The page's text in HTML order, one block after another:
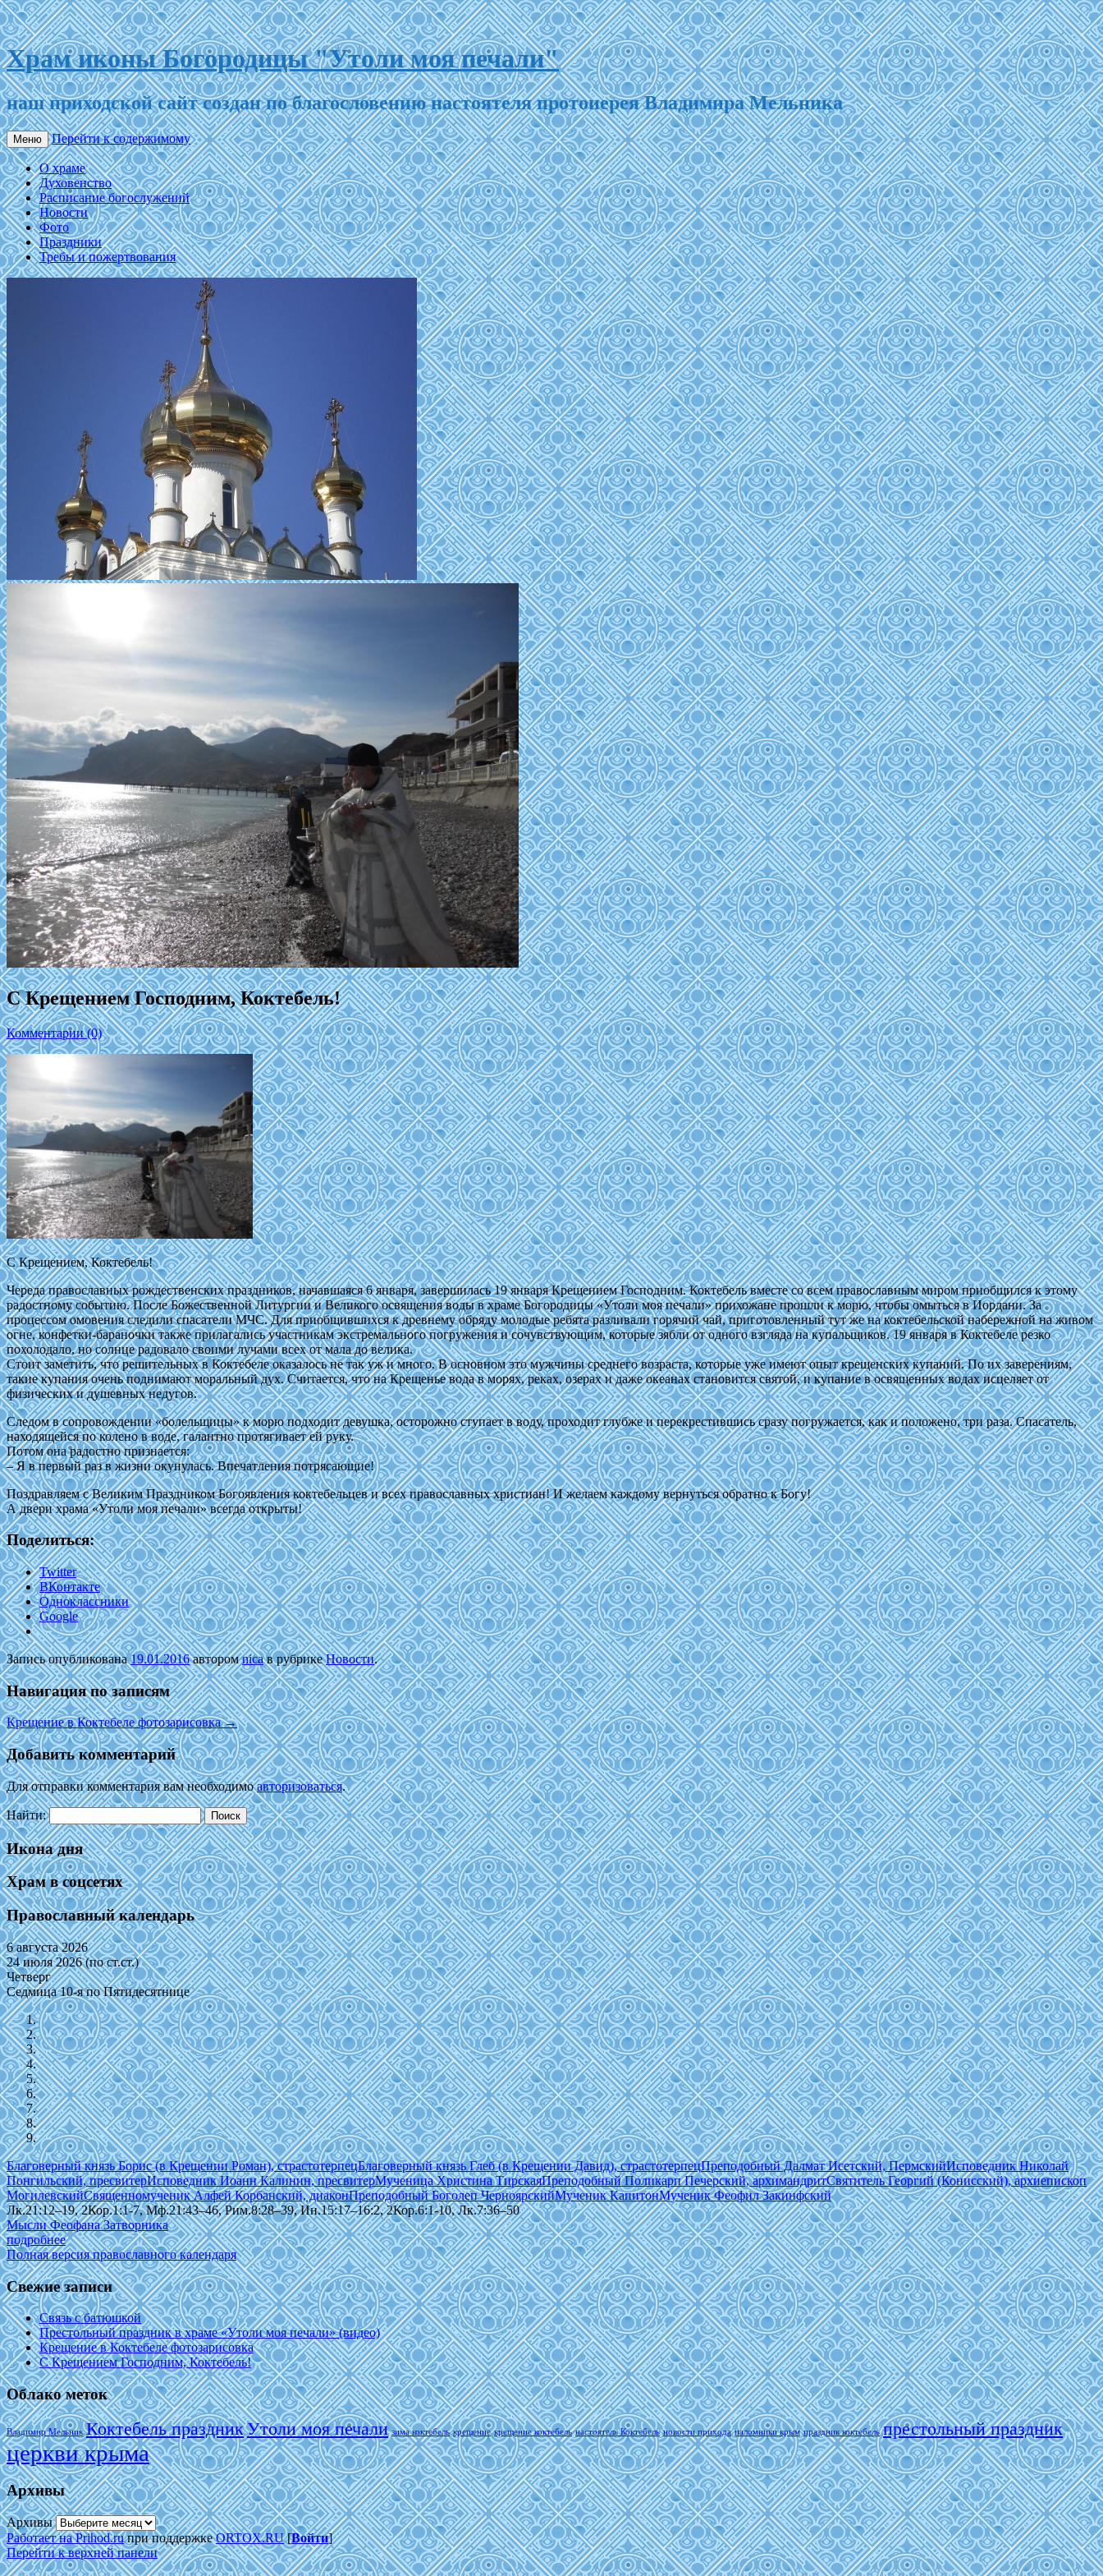
Храм иконы Богородицы "Утоли моя печали"
наш приходской сайт создан по благословению настоятеля протоиерея Владимира Мельника
Меню Перейти к содержимому
О храме
Духовенство
Расписание богослужений
Новости
Фото
Праздники
Требы и пожертвования
С Крещением Господним, Коктебель!
Комментарии (0)
С Крещением, Коктебель!
Череда православных рождественских праздников, начавшаяся 6 января, завершилась 19 января Крещением Господним. Коктебель вместе со всем православным миром приобщился к этому
радостному событию. После Божественной Литургии и Великого освящения воды в храме Богородицы «Утоли моя печали» прихожане прошли к морю, чтобы омыться в Иордани. За
процессом омовения следили спасатели МЧС. Для приобщившихся к древнему обряду молодые ребята разливали горячий чай, приготовленный тут же на коктебельской набережной на живом
огне, конфетки-бараночки также прилагались участникам экстремального погружения и сочувствующим, которые зябли от одного взгляда на купальщиков. 19 января в Коктебеле резко
похолодало, но солнце радовало своими лучами всех от мала до велика.
Стоит заметить, что решительных в Коктебеле оказалось не так уж и много. В основном это мужчины среднего возраста, которые уже имеют опыт крещенских купаний. По их заверениям,
такие купания очень поднимают моральный дух. Считается, что на Крещенье вода в морях, реках, озерах и даже океанах становится святой, и купание в освященных водах исцеляет от
физических и душевных недугов.
Следом в сопровождении «болельщицы» к морю подходит девушка, осторожно ступает в воду, проходит глубже и перекрестившись сразу погружается, как и положено, три раза. Спасатель,
находящейся по колено в воде, галантно протягивает ей руку.
Потом она радостно признается:
– Я в первый раз в жизни окунулась. Впечатления потрясающие!
Поздравляем с Великим Праздником Богоявления коктебельцев и всех православных христиан! И желаем каждому вернуться обратно к Богу!
А двери храма «Утоли моя печали» всегда открыты!
Поделиться:
Twitter
ВКонтакте
Одноклассники
Google
Запись опубликована19.01.2016авторомnicaв рубрикеНовости.
Навигация по записям
Крещение в Коктебеле фотозарисовка→
Добавить комментарий
Для отправки комментария вам необходимоавторизоваться.
Найти:
Икона дня
Храм в соцсетях
Православный календарь
6 августа 2026
24 июля 2026 (по ст.ст.)
Четверг
Седмица 10-я по Пятидесятнице
Благоверный князь Борис (в Крещении Роман), страстотерпецБлаговерный князь Глеб (в Крещении Давид), страстотерпецПреподобный Далмат Исетский, ПермскийИсповедник Николай
Понгильский, пресвитерИсповедник Иоанн Калинин, пресвитерМученица Христина ТирскаяПреподобный Поликарп Печерский, архимандритСвятитель Георгий (Конисский), архиепископ
МогилевскийСвященномученик Алфей Корбанский, диаконПреподобный Боголеп ЧерноярскийМученик КапитонМученик Феофил Закинфский
Лк.21:12–19, 2Кор.1:1-7, Мф.21:43–46, Рим.8:28–39, Ин.15:17–16:2, 2Кор.6:1-10, Лк.7:36–50
Мысли Феофана Затворника
подробнее
Полная версия православного календаря
Свежие записи
Связь с батюшкой
Престольный праздник в храме «Утоли моя печали» (видео)
Крещение в Коктебеле фотозарисовка
С Крещением Господним, Коктебель!
Облако меток
Владимир Мельник Коктебель праздникУтоли моя печали зима коктебель крещение крещение коктебель настоятель Коктебель новости прихода паломники крым праздник коктебель престольный праздник
церкви крыма
Архивы
Архивы
Работает на Prihod.ruпри поддержкеORTOX.RU[Войти]
Перейти к верхней панели